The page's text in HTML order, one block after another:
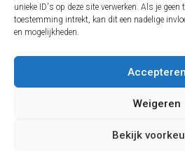
unieke ID's op deze site verwerken. Als je
toestemming intrekt, kan dit een nadelige
en mogelijkheden.
Accepteren
Weigeren
Bekijk